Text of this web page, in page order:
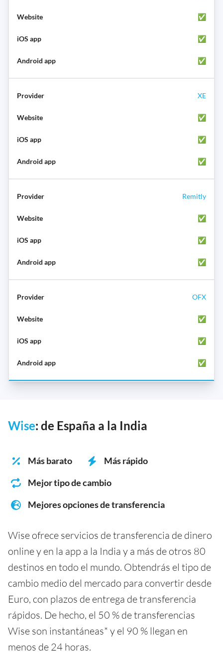
✅
✅
✅
XE
✅
✅
✅
Remitly
✅
✅
✅
OFX
✅
✅
✅
Wise: de España a la India
Más barato
Más rápido
Mejor tipo de cambio
Mejores opciones de transferencia
Wise ofrece servicios de transferencia de dinero
online y en la app a la India y a más de otros 80
destinos en todo el mundo. Obtendrás el tipo de
cambio medio del mercado para convertir desde
Euro, con plazos de entrega de transferencia
rápidos. De hecho, el 50 % de transferencias
Wise son instantáneas* y el 90 % llegan en
menos de 24 horas.